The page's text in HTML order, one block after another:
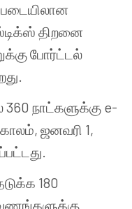
திறனை
போர்ட்டல்
360 நாட்களுக்கு e-
காலம், ஜனவரி 1,
180